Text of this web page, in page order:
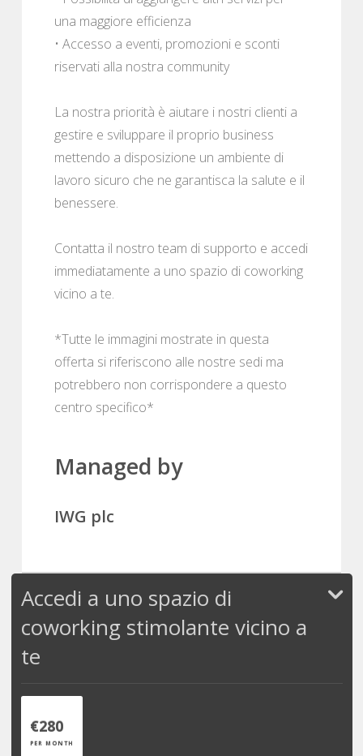
una maggiore efficienza
• Accesso a eventi, promozioni e sconti
riservati alla nostra community
La nostra priorità è aiutare i nostri clienti a
gestire e sviluppare il proprio business
mettendo a disposizione un ambiente di
lavoro sicuro che ne garantisca la salute e il
benessere.
Contatta il nostro team di supporto e accedi
immediatamente a uno spazio di coworking
vicino a te.
*Tutte le immagini mostrate in questa
offerta si riferiscono alle nostre sedi ma
potrebbero non corrispondere a questo
centro specifico*
Managed by
IWG plc
Accedi a uno spazio di
coworking stimolante vicino a
te
€280
PER MONTH